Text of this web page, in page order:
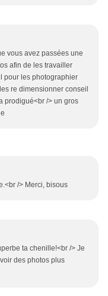
vous avez passées une
afin de les travailler
pour les photographier
re dimensionner conseil
prodigué<br /> un gros
/> Merci, bisous
ta chenille!<br /> Je
des photos plus